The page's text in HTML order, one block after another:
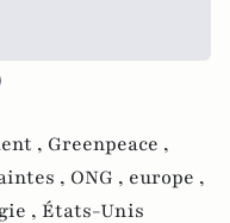
, Greenpeace ,
, ONG , europe ,
, États-Unis